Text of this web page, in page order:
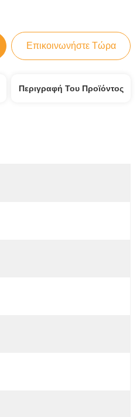
Επικοινωνήστε Τώρα
Περιγραφή Του Προϊόντος